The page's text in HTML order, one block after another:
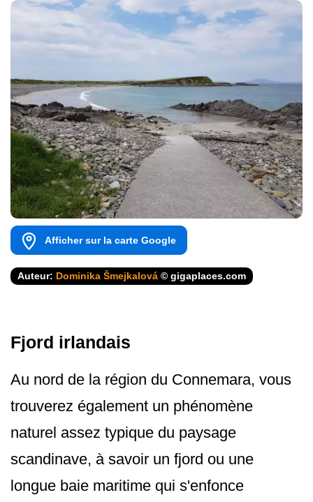
Afficher sur la carte Google
Auteur: Dominika Šmejkalová © gigaplaces.com
Fjord irlandais
Au nord de la région du Connemara, vous
trouverez également un phénomène
naturel assez typique du paysage
scandinave, à savoir un fjord ou une
longue baie maritime qui s'enfonce